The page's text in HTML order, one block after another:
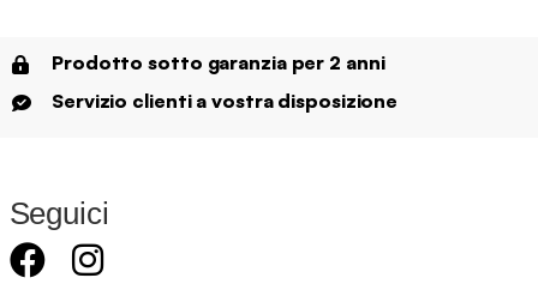
Prodotto sotto garanzia per 2 anni
Servizio clienti a vostra disposizione
Seguici